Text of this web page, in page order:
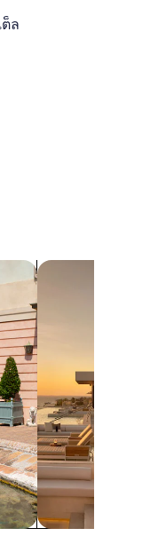
ล
เต็ล, แอน แอช โฮเต็ล
บครัวค้นหาที่พักแบบรวม